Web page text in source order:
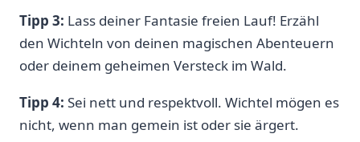
Tipp 3: Lass deiner Fantasie freien Lauf! Erzähl
den Wichteln von deinen magischen Abenteuern
oder deinem geheimen Versteck im Wald.
Tipp 4: Sei nett und respektvoll. Wichtel mögen es
nicht, wenn man gemein ist oder sie ärgert.